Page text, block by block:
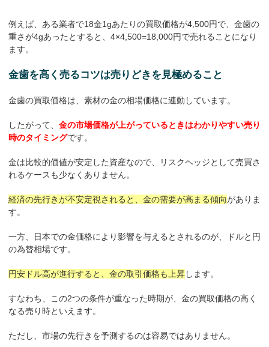
例えば、ある業者で18金1gあたりの買取価格が4,500円で、金歯の
重さが4gあったとすると、4×4,500=18,000円で売れることになり
ます。
金歯を高く売るコツは売りどきを見極めること
金歯の買取価格は、素材の金の相場価格に連動しています。
したがって、 金の市場価格が上がっているときはわかりやすい売り
時のタイミングです。
金は比較的価値が安定した資産なので、リスクヘッジとして売買さ
れるケースも少なくありません。
経済の先行きが不安定視されると、金の需要が高まる傾向がありま
す。
一方、日本での金価格により影響を与えるとされるのが、ドルと円
の為替相場です。
円安ドル高が進行すると、金の取引価格も上昇します。
すなわち、この2つの条件が重なった時期が、金の買取価格の高く
なる売り時といえます。
ただし、市場の先行きを予測するのは容易ではありません。